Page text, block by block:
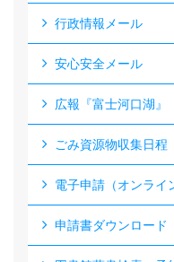
行政情報メール
安心安全メール
広報『富士河口湖』
ごみ資源物収集日程
電子申請（オンライ
申請書ダウンロード